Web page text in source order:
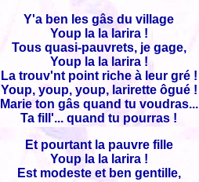
Y'a ben les gâs du village
Youp la la larira !
Tous quasi-pauvrets, je gage,
Youp la la larira !
La trouv'nt point riche à leur gré !
Youp, youp, youp, larirette ôgué !
Marie ton gâs quand tu voudras...
Ta fill'... quand tu pourras !
Et pourtant la pauvre fille
Youp la la larira !
Est modeste et ben gentille,